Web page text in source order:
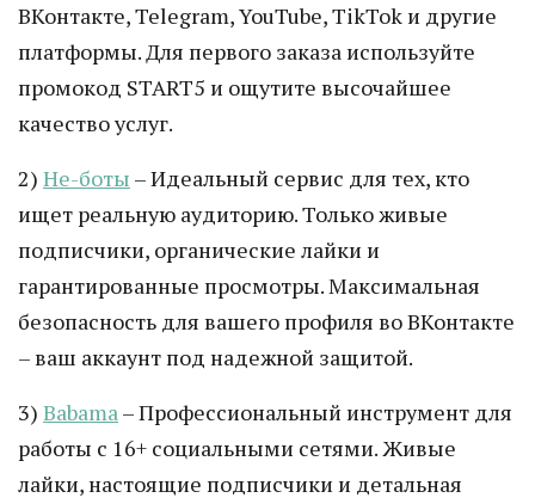
ВКонтакте, Telegram, YouTube, TikTok и другие
платформы. Для первого заказа используйте
промокод START5 и ощутите высочайшее
качество услуг.
2) Не-боты – Идеальный сервис для тех, кто
ищет реальную аудиторию. Только живые
подписчики, органические лайки и
гарантированные просмотры. Максимальная
безопасность для вашего профиля во ВКонтакте
– ваш аккаунт под надежной защитой.
3) Babama– Профессиональный инструмент для
работы с 16+ социальными сетями. Живые
лайки, настоящие подписчики и детальная